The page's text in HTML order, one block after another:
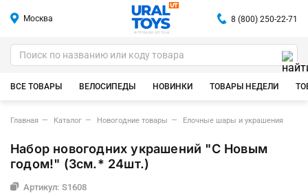
Москва
ИГРУШКИ ОПТОМ
8 (800) 250-22-71
ВСЕ ТОВАРЫ ВЕЛОСИПЕДЫ НОВИНКИ ТОВАРЫ НЕДЕЛИ
Главная Каталог Новогодние товары Елочные шары и украшения
Набор новогодних украшений "С Новым
годом!" (3см.* 24шт.)
Артикул: S1608